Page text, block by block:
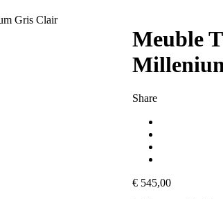
Gris Clair
Meuble
Share
€545,00